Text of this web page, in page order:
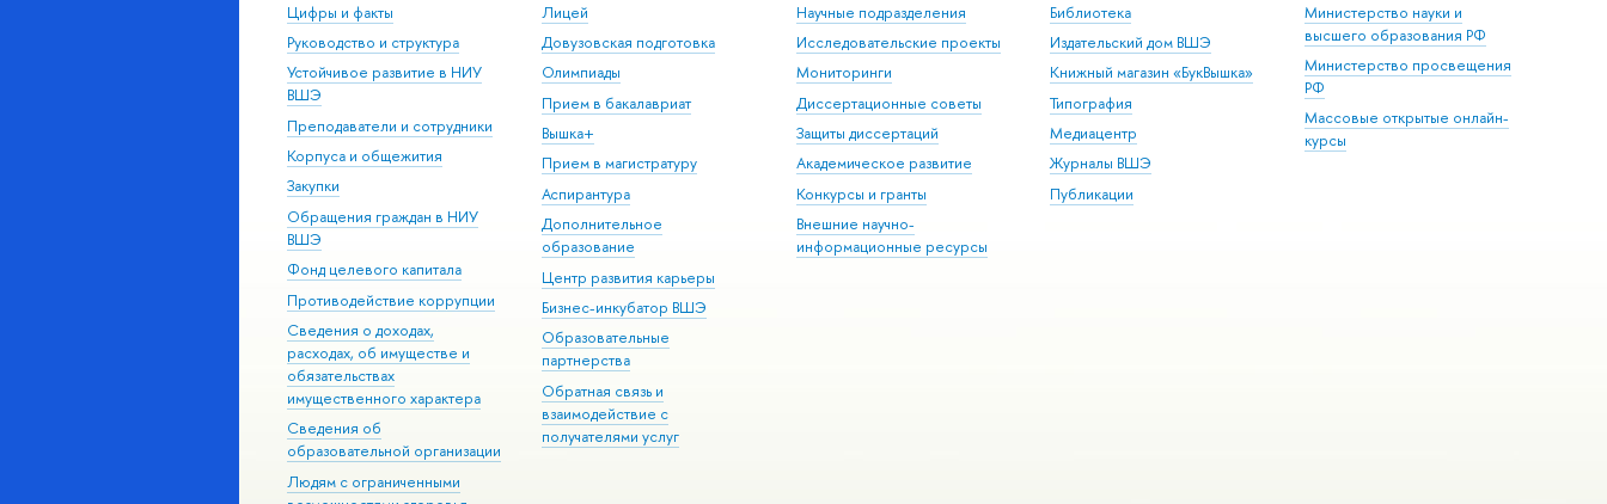
Цифры и факты
Руководство и структура
Устойчивое развитие в НИУ
ВШЭ
Преподаватели и сотрудники
Корпуса и общежития
Закупки
Обращения граждан в НИУ
ВШЭ
Фонд целевого капитала
Противодействие коррупции
Сведения о доходах,
расходах, об имуществе и
обязательствах
имущественного характера
Сведения об
образовательной организации
Людям с ограниченными
Лицей
Довузовская подготовка
Олимпиады
Прием в бакалавриат
Вышка+
Прием в магистратуру
Аспирантура
Дополнительное
образование
Центр развития карьеры
Бизнес-инкубатор ВШЭ
Образовательные
партнерства
Обратная связь и
взаимодействие с
получателями услуг
Научные подразделения
Исследовательские проекты
Мониторинги
Диссертационные советы
Защиты диссертаций
Академическое развитие
Конкурсы и гранты
Внешние научно-
информационные ресурсы
Библиотека
Издательский дом ВШЭ
Книжный магазин «БукВышка»
Типография
Медиацентр
Журналы ВШЭ
Публикации
Министерство науки и
высшего образования РФ
Министерство просвещения
РФ
Массовые открытые онлайн-
курсы